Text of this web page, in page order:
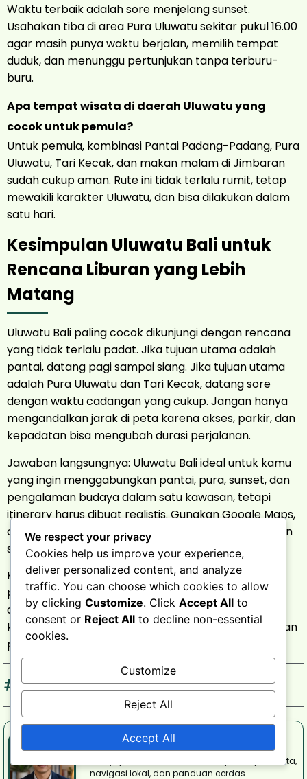
Waktu terbaik adalah sore menjelang sunset.
Usahakan tiba di area Pura Uluwatu sekitar pukul 16.00
agar masih punya waktu berjalan, memilih tempat
duduk, dan menunggu pertunjukan tanpa terburu-
buru.
Apa tempat wisata di daerah Uluwatu yang
cocok untuk pemula?
Untuk pemula, kombinasi Pantai Padang-Padang, Pura
Uluwatu, Tari Kecak, dan makan malam di Jimbaran
sudah cukup aman. Rute ini tidak terlalu rumit, tetap
mewakili karakter Uluwatu, dan bisa dilakukan dalam
satu hari.
Kesimpulan Uluwatu Bali untuk
Rencana Liburan yang Lebih
Matang
Uluwatu Bali paling cocok dikunjungi dengan rencana
yang tidak terlalu padat. Jika tujuan utama adalah
pantai, datang pagi sampai siang. Jika tujuan utama
adalah Pura Uluwatu dan Tari Kecak, datang sore
dengan waktu cadangan yang cukup. Jangan hanya
mengandalkan jarak di peta karena akses, parkir, dan
kepadatan bisa mengubah durasi perjalanan.
Jawaban langsungnya: Uluwatu Bali ideal untuk kamu
yang ingin menggabungkan pantai, pura, sunset, dan
pengalaman budaya dalam satu kawasan, tetapi
itinerary harus dibuat realistis. Gunakan Google Maps,
cek cuaca, pilih maksimal beberapa spot utama, dan
sesuaikan transportasi dengan kondisi perjalanan.
Kalau kamu pernah ke Uluwatu, bagian mana yang
paling terasa menantang: rute, parkir, akses pantai,
atau antrean Tari Kecak? Bagikan pengalaman di
kolom komentar agar pembaca lain bisa menyiapkan
perjalanan dengan lebih baik.
tari kecak uluwatu
uluwatu
Raka Mahendra
Penulis yang menetap di Bali. Raka fokus
menyajikan konten informatif seputar tips wisata,
navigasi lokal, dan panduan cerdas
We respect your privacy
Cookies help us improve your experience,
deliver personalized content, and analyze
traffic. You can choose which cookies to allow
by clicking Customize. Click Accept All to
consent or Reject All to decline non-essential
cookies.
Customize
Reject All
Accept All